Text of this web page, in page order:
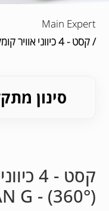
Main Expert
/ קסט - 4 כיווני אוויר קומקפטי (360°) - TADIRAN G
סינון
קסט -
(360°) - TADIRAN G